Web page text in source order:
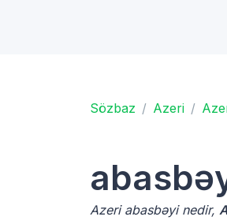
Sözbaz Azeri
Azeri abasbəyi nedir,